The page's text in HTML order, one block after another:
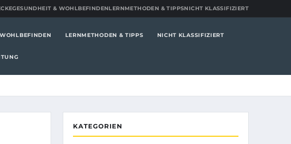
GESUNDHEIT & WOHLBEFINDENLERNMETHODEN & TIPPSNICHT KLASSIFIZIERT
LERNMETHODEN & TIPPS NICHT KLASSIFIZIERT
KATEGORIEN